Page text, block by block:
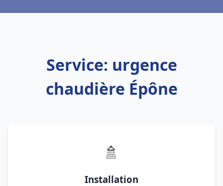
Service: urgence
chaudière Épône
🚿
Installation